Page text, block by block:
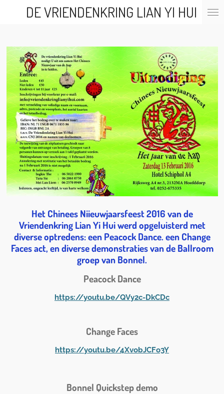
hoofdinhoud
DE VRIENDENKRING LIAN YI HUI
Het Chinees Niieuwjaarsfeest 2016 van de
Vriendenkring Lian Yi Hui werd opgeluisterd met
diverse optredens: een Peacock Dance. een Change
Faces act, en diverse demonstraties van de Ballroom
groep van Bonnel.
Peacock Dance
https://youtu.be/QVy2c-DkCDc
Change Faces
https://youtu.be/4XvobJCFo3Y
Bonnel Quickstep demo